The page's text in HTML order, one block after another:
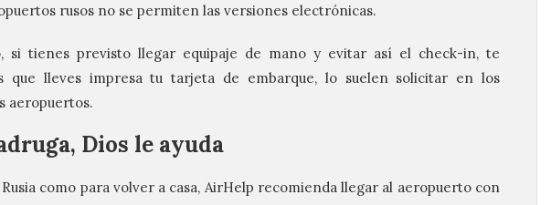
rusos no se permiten las versiones electrónicas.
si tienes previsto llegar equipaje de mano y evitar así el check-in, te
que lleves impresa tu tarjeta de embarque, lo suelen solicitar en los
aeropuertos.
Dios le ayuda
como para volver a casa, AirHelp recomienda llegar al aeropuerto con